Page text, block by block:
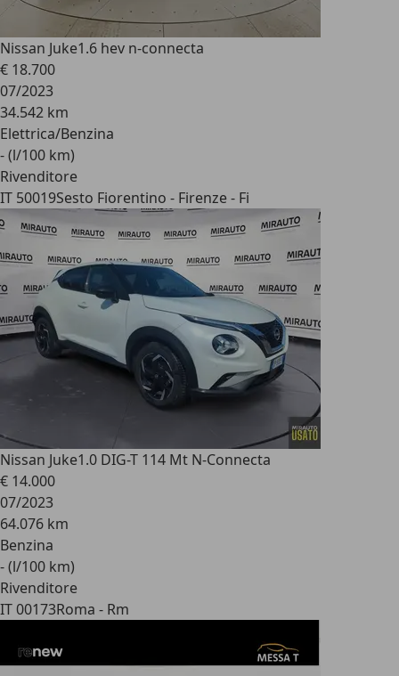
Nissan Juke1.6 hev n-connecta
€ 18.700
07/2023
34.542 km
Elettrica/Benzina
- (l/100 km)
Rivenditore
IT 50019Sesto Fiorentino - Firenze - Fi
Nissan Juke1.0 DIG-T 114 Mt N-Connecta
€ 14.000
07/2023
64.076 km
Benzina
- (l/100 km)
Rivenditore
IT 00173Roma - Rm